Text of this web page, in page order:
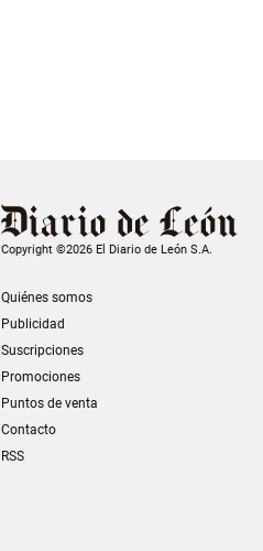
Copyright ©2026 El Diario de León S.A.
Quiénes somos
Publicidad
Suscripciones
Promociones
Puntos de venta
Contacto
RSS